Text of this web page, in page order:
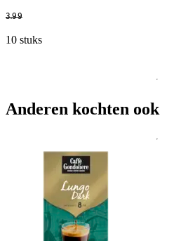
3.99
10 stuks
Anderen kochten ook